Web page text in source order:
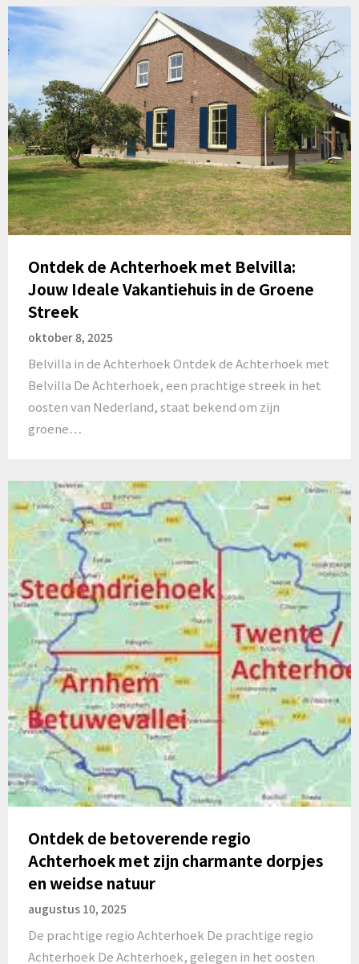
Ontdek de Achterhoek met Belvilla:
Jouw Ideale Vakantiehuis in de Groene
Streek
oktober 8, 2025
Belvilla in de Achterhoek Ontdek de Achterhoek met
Belvilla De Achterhoek, een prachtige streek in het
oosten van Nederland, staat bekend om zijn
groene…
Ontdek de betoverende regio
Achterhoek met zijn charmante dorpjes
en weidse natuur
augustus 10, 2025
De prachtige regio Achterhoek De prachtige regio
Achterhoek De Achterhoek, gelegen in het oosten